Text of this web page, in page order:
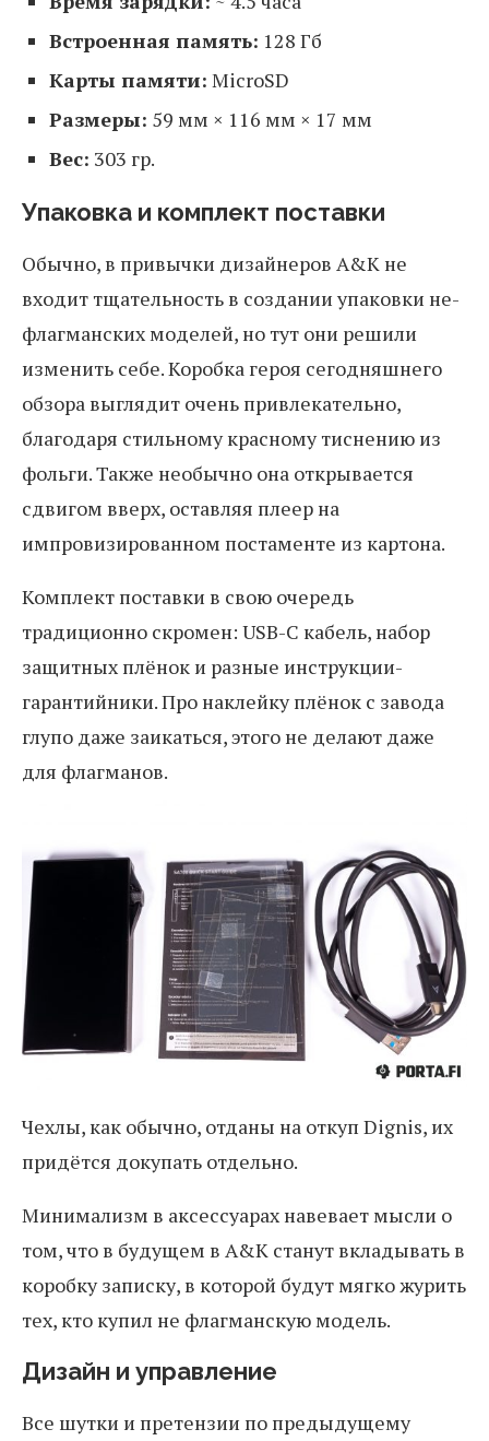
Встроенная память: 128 Гб
Карты памяти: MicroSD
Размеры: 59 мм × 116 мм × 17 мм
Вес: 303 гр.
Упаковка и комплект поставки
Обычно, в привычки дизайнеров A&K не
входит тщательность в создании упаковки не-
флагманских моделей, но тут они решили
изменить себе. Коробка героя сегодняшнего
обзора выглядит очень привлекательно,
благодаря стильному красному тиснению из
фольги. Также необычно она открывается
сдвигом вверх, оставляя плеер на
импровизированном постаменте из картона.
Комплект поставки в свою очередь
традиционно скромен: USB-C кабель, набор
защитных плёнок и разные инструкции-
гарантийники. Про наклейку плёнок с завода
глупо даже заикаться, этого не делают даже
для флагманов.
Чехлы, как обычно, отданы на откуп Dignis, их
придётся докупать отдельно.
Минимализм в аксессуарах навевает мысли о
том, что в будущем в A&K станут вкладывать в
коробку записку, в которой будут мягко журить
тех, кто купил не флагманскую модель.
Дизайн и управление
Все шутки и претензии по предыдущему